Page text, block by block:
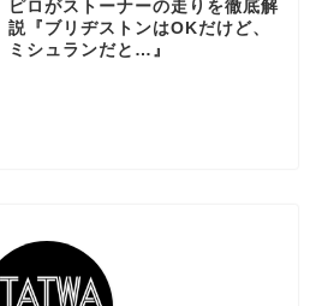
ピロがストーナーの走りを徹底解
説『ブリヂストンはOKだけど、
ミシュランだと…』